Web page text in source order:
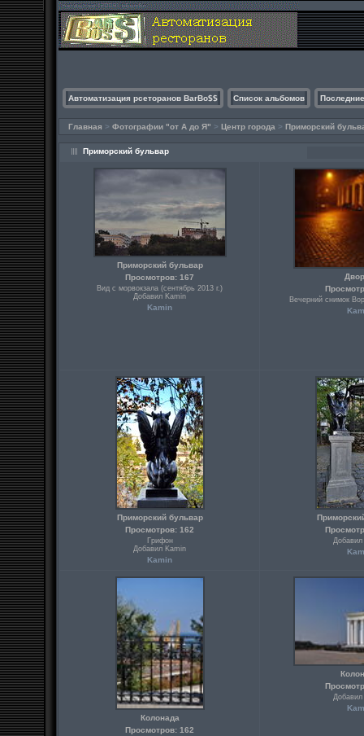
Автоматизация рсеторанов BarBo$$ Список альбомов
Главная > Фотографии "от А до Я" > Центр города > Приморский
Приморский бульвар
Приморский бульвар
Просмотров: 167
Вид с морвокзала (сентябрь 2013 г.)
Добавил Kamin
Kamin
Вечерний снимок
Приморский бульвар
Просмотров: 162
Грифон
Добавил Kamin
Kamin
Добавил
Колонада
Просмотров: 162
Добавил